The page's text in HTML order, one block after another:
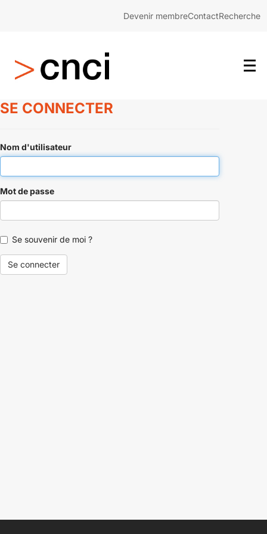
Devenir membreContactRecherche
SE CONNECTER
Nom d'utilisateur
Mot de passe
Se souvenir de moi ?